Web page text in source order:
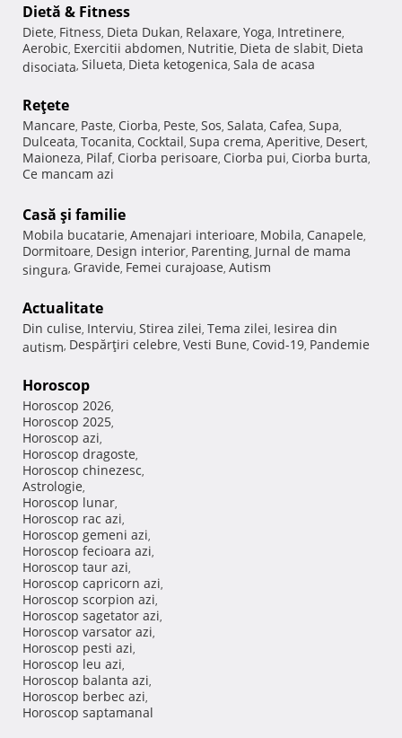
Dietă & Fitness
Diete, Fitness, Dieta Dukan, Relaxare, Yoga, Intretinere,
Aerobic, Exercitii abdomen, Nutritie, Dieta de slabit, Dieta
disociata, Silueta, Dieta ketogenica, Sala de acasa
Reţete
Mancare, Paste, Ciorba, Peste, Sos, Salata, Cafea, Supa,
Dulceata, Tocanita, Cocktail, Supa crema, Aperitive, Desert,
Maioneza, Pilaf, Ciorba perisoare, Ciorba pui, Ciorba burta,
Ce mancam azi
Casă şi familie
Mobila bucatarie, Amenajari interioare, Mobila, Canapele,
Dormitoare, Design interior, Parenting, Jurnal de mama
singura, Gravide, Femei curajoase, Autism
Actualitate
Din culise, Interviu, Stirea zilei, Tema zilei, Iesirea din
autism, Despărţiri celebre, Vesti Bune, Covid-19, Pandemie
Horoscop
Horoscop 2026,
Horoscop 2025,
Horoscop azi,
Horoscop dragoste,
Horoscop chinezesc,
Astrologie,
Horoscop lunar,
Horoscop rac azi,
Horoscop gemeni azi,
Horoscop fecioara azi,
Horoscop taur azi,
Horoscop capricorn azi,
Horoscop scorpion azi,
Horoscop sagetator azi,
Horoscop varsator azi,
Horoscop pesti azi,
Horoscop leu azi,
Horoscop balanta azi,
Horoscop berbec azi,
Horoscop saptamanal